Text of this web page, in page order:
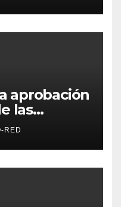
aprobación
las
entes
RED